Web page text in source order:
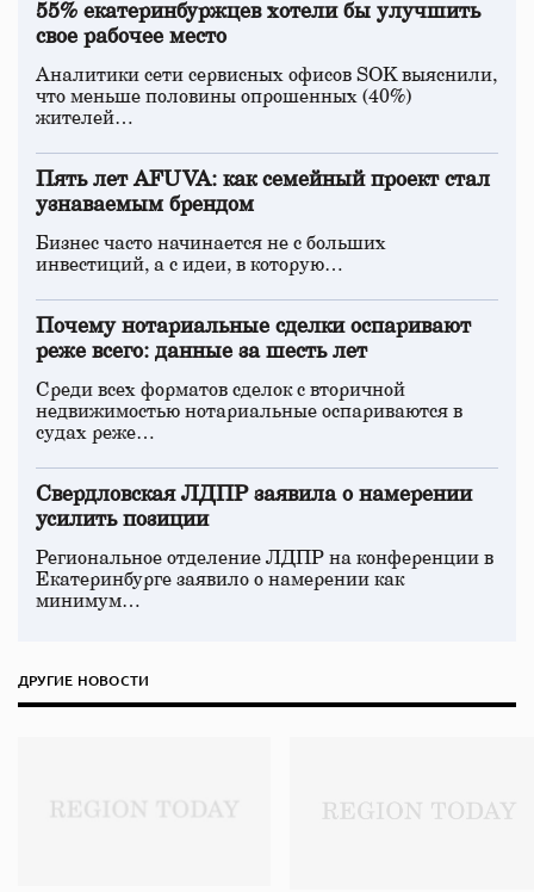
55% екатеринбуржцев хотели бы улучшить
свое рабочее место
Аналитики сети сервисных офисов SOK выяснили,
что меньше половины опрошенных (40%)
жителей…
Пять лет AFUVA: как семейный проект стал
узнаваемым брендом
Бизнес часто начинается не с больших
инвестиций, а с идеи, в которую…
Почему нотариальные сделки оспаривают
реже всего: данные за шесть лет
Среди всех форматов сделок с вторичной
недвижимостью нотариальные оспариваются в
судах реже…
Свердловская ЛДПР заявила о намерении
усилить позиции
Региональное отделение ЛДПР на конференции в
Екатеринбурге заявило о намерении как
минимум…
ДРУГИЕ НОВОСТИ